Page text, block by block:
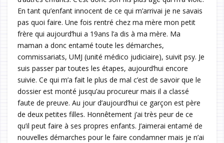
En tant qu’enfant innocent de ce qui m’arrivai je ne savais
pas quoi faire. Une fois rentré chez ma mère mon petit
frère qui aujourd’hui a 19ans l’a dis à ma mère. Ma
maman a donc entamé toute les démarches,
commissariats, UMJ (unité médico judiciaire), suivit psy. Je
suis passer par toutes les étapes, aujourd’hui encore
suivie. Ce qui m’a fait le plus de mal c’est de savoir que le
dossier est monté jusqu’au procureur mais il a classé
faute de preuve. Au jour d’aujourd’hui ce garçon est père
de deux petites filles. Honnêtement j’ai très peur de ce
qu’il peut faire à ses propres enfants. J’aimerai entamé de
nouvelles démarches pour le faire condamner mais je n’ai